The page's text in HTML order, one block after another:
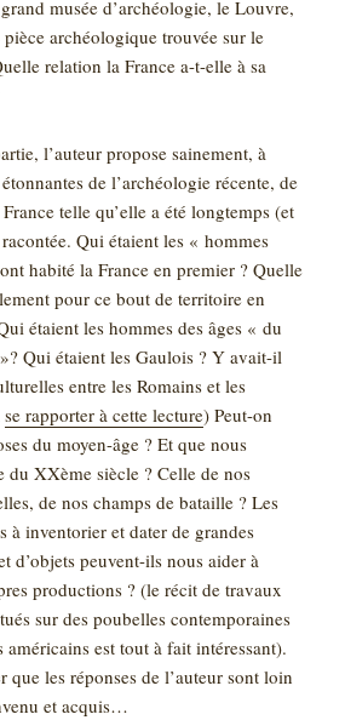
musée d’archéologie, le Louvre,
archéologique trouvée sur le
relation la France a-t-elle à sa
l’auteur propose sainement, à
de l’archéologie récente, de
telle qu’elle a été longtemps (et
Qui étaient les « hommes
habité la France en premier ? Quelle
pour ce bout de territoire en
étaient les hommes des âges « du
Qui étaient les Gaulois ? Y avait-il
entre les Romains et les
se rapporter à cette lecture) Peut-on
du moyen-âge ? Et que nous
du XXème siècle ? Celle de nos
de nos champs de bataille ? Les
à inventorier et dater de grandes
d’objets peuvent-ils nous aider à
productions ? (le récit de travaux
sur des poubelles contemporaines
américains est tout à fait intéressant).
que les réponses de l’auteur sont loin
et acquis…